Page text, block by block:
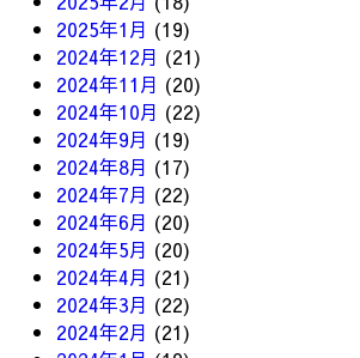
2025年1月 (19)
2024年12月 (21)
2024年11月 (20)
2024年10月 (22)
2024年9月 (19)
2024年8月 (17)
2024年7月 (22)
2024年6月 (20)
2024年5月 (20)
2024年4月 (21)
2024年3月 (22)
2024年2月 (21)